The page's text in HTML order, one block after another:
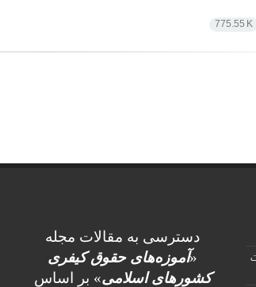
775.55 K
دسترسی به مقالات مجله
«آموزه‌های حقوق کیفری
کشورهای اسلامی» بر اساس